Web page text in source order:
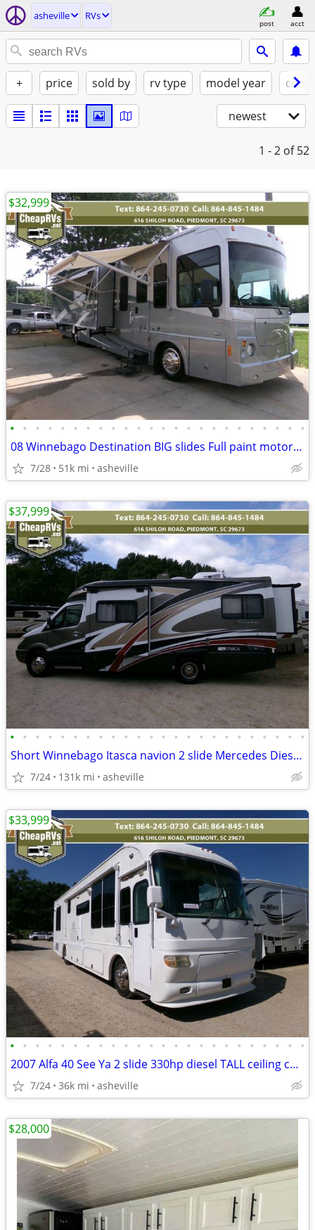
asheville RVs
post acct
+ price sold by rv type model year
newest
1 - 2 of 52
• • • • • • • • • • • • • • • • • • • • • • • •
08 Winnebago Destination BIG slides Full paint motorhome 340hp diesel
7/28 51k mi asheville
$32,999
• • • • • • • • • • • • • • • • • • • • • • • •
Short Winnebago Itasca navion 2 slide Mercedes Diesel 18MPG full paint
7/24 131k mi asheville
$37,999
• • • • • • • • • • • • • • • • • • • • • • • •
2007 Alfa 40 See Ya 2 slide 330hp diesel TALL ceiling cheap motorhom
7/24 36k mi asheville
$33,999
$28,000